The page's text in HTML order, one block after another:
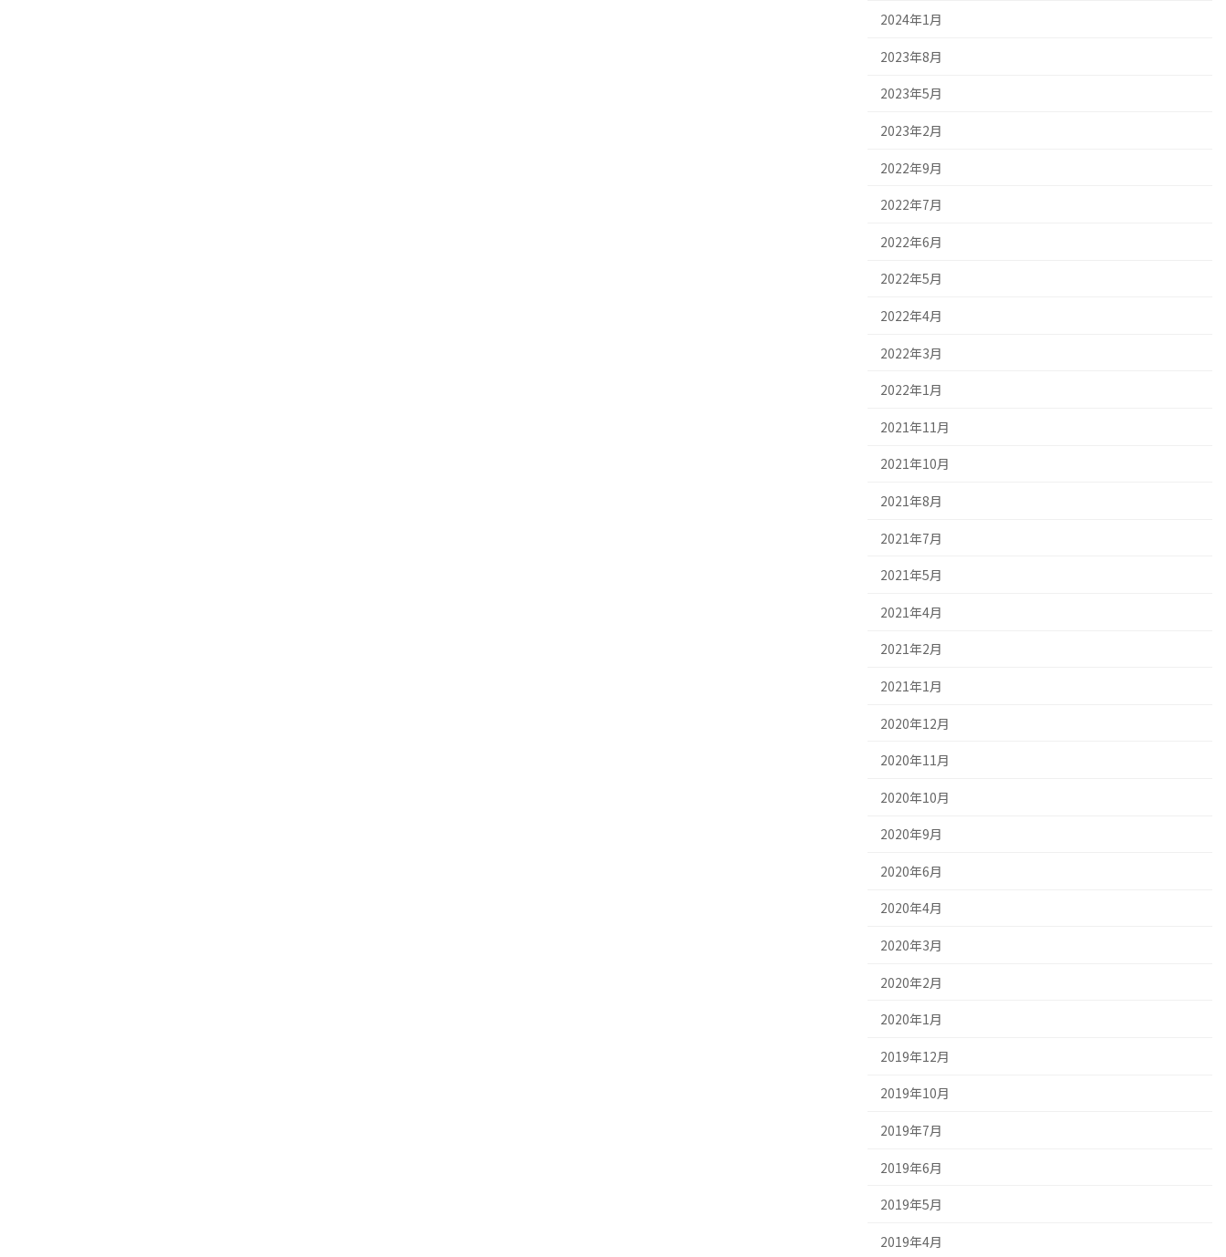
2024年1月
2023年8月
2023年5月
2023年2月
2022年9月
2022年7月
2022年6月
2022年5月
2022年4月
2022年3月
2022年1月
2021年11月
2021年10月
2021年8月
2021年7月
2021年5月
2021年4月
2021年2月
2021年1月
2020年12月
2020年11月
2020年10月
2020年9月
2020年6月
2020年4月
2020年3月
2020年2月
2020年1月
2019年12月
2019年10月
2019年7月
2019年6月
2019年5月
2019年4月